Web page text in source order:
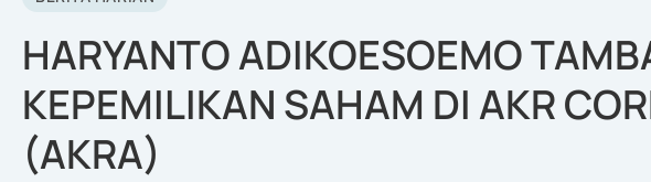
HARYANTO ADIKOESOEMO
KEPEMILIKAN SAHAM DI AKR
(AKRA)